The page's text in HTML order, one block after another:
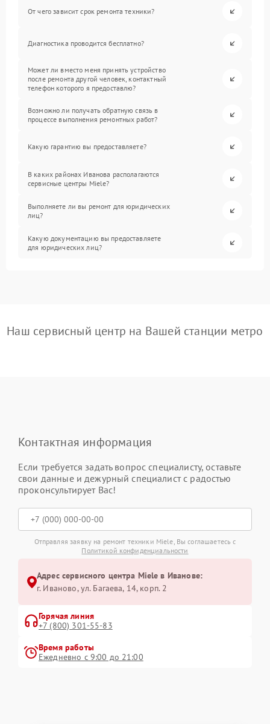
От чего зависит срок ремонта техники?
Диагностика проводится бесплатно?
Может ли вместо меня принять устройство
после ремонта другой человек, контактный
телефон которого я предоставлю?
Возможно ли получать обратную связь в
процессе выполнения ремонтных работ?
Какую гарантию вы предоставляете?
В каких районах Иванова располагаются
сервисные центры Miele?
Выполняете ли вы ремонт для юридических
лиц?
Какую документацию вы предоставляете
для юридических лиц?
Наш сервисный центр на Вашей станции метро
Контактная информация
Если требуется задать вопрос специалисту, оставьте
свои данные и дежурный специалист с радостью
проконсультирует Вас!
Отправляя заявку на ремонт техники Miele, Вы соглашаетесь с
Политикой конфиденциальности
Адрес сервисного центра Miele в Иванове:
г. Иваново, ул. Багаева, 14, корп. 2
Горячая линия
+7 (800) 301-55-83
Время работы
Ежедневно с 9:00 до 21:00